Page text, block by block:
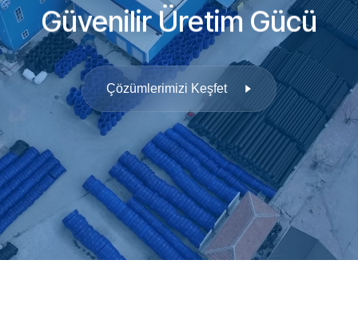
Güvenilir Üretim Gücü
Çözümlerimizi Keşfet